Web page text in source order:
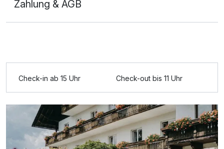
Zahlung & AGB
Check-in ab 15 Uhr Check-out bis 11 Uhr